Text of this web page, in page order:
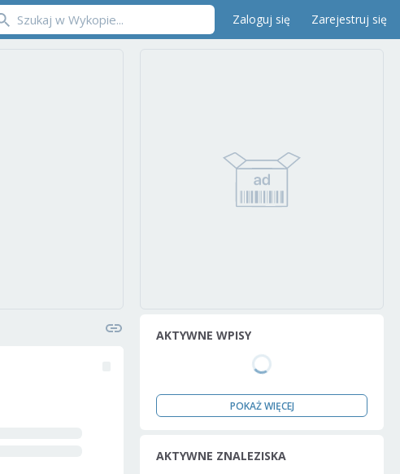
Zaloguj się Zarejestruj się
AKTYWNE WPISY
POKAŻ WIĘCEJ
AKTYWNE ZNALEZISKA